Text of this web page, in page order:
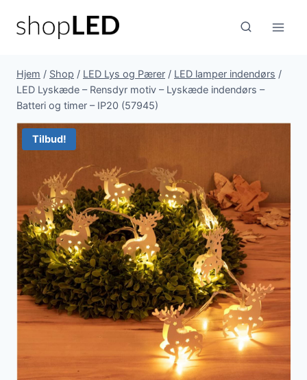
Hjem / Shop / LED Lys og Pærer / LED lamper indendørs /
LED Lyskæde – Rensdyr motiv – Lyskæde indendørs –
Batteri og timer – IP20 (57945)
Tilbud!